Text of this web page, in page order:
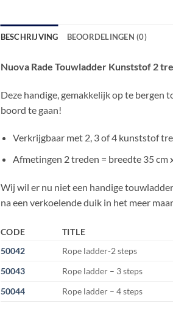
BESCHRIJVING BEOORDELINGEN (0)
Nuova Rade Touwladder Kunststof 2
Deze handige, gemakkelijk op te
boord te gaan!
Verkrijgbaar met 2, 3 of 4 kunststof
Afmetingen 2 treden = breedte 35 cm
Wij wil er nu niet een handige
na een verkoelende duik in het meer
CODE TITLE
50042
Rope ladder-2 steps
50043
Rope ladder – 3 steps
50044
Rope ladder – 4 steps